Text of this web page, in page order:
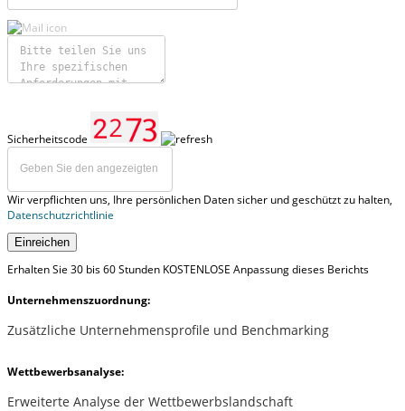
Sicherheitscode
Wir verpflichten uns, Ihre persönlichen Daten sicher und geschützt zu halten,
Datenschutzrichtlinie
Einreichen
Erhalten Sie 30 bis 60 Stunden KOSTENLOSE Anpassung dieses Berichts
Unternehmenszuordnung:
Zusätzliche Unternehmensprofile und Benchmarking
Wettbewerbsanalyse:
Erweiterte Analyse der Wettbewerbslandschaft